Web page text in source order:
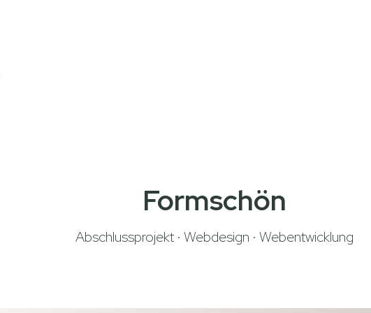
Formschön
Abschlussprojekt · Webdesign · Webentwicklung